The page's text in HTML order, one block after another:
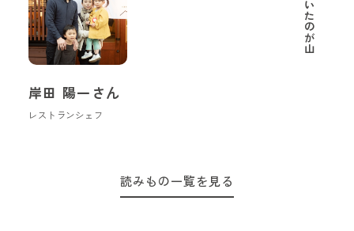
岸田 陽一さん
レストランシェフ
読みもの一覧を見る